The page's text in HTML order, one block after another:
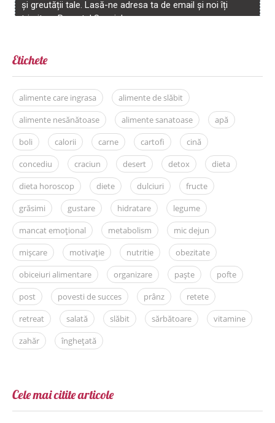
Etichete
alimente care ingrasa
alimente de slăbit
alimente nesănătoase
alimente sanatoase
apă
boli
calorii carne cartofi
cină
concediu
craciun desert detox
dieta
dieta horoscop
diete dulciuri
fructe
grăsimi
gustare hidratare
legume
mancat emoțional
metabolism
mic dejun
mișcare
motivație nutritie
obezitate
obiceiuri alimentare
organizare paște
pofte
post
povesti de succes prânz
retete
retreat
salată slăbit sărbătoare
vitamine
zahăr
înghețată
Cele mai citite articole